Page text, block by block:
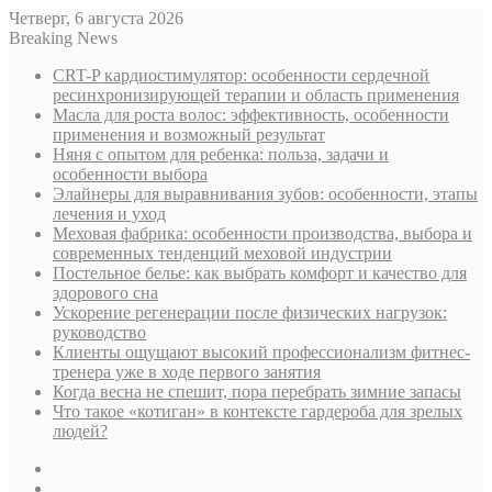
Четверг, 6 августа 2026
Breaking News
CRT-P кардиостимулятор: особенности сердечной
ресинхронизирующей терапии и область применения
Масла для роста волос: эффективность, особенности
применения и возможный результат
Няня с опытом для ребенка: польза, задачи и
особенности выбора
Элайнеры для выравнивания зубов: особенности, этапы
лечения и уход
Меховая фабрика: особенности производства, выбора и
современных тенденций меховой индустрии
Постельное белье: как выбрать комфорт и качество для
здорового сна
Ускорение регенерации после физических нагрузок:
руководство
Клиенты ощущают высокий профессионализм фитнес-
тренера уже в ходе первого занятия
Когда весна не спешит, пора перебрать зимние запасы
Что такое «котиган» в контексте гардероба для зрелых
людей?